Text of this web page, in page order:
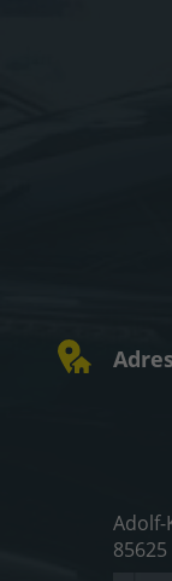
Adolf-